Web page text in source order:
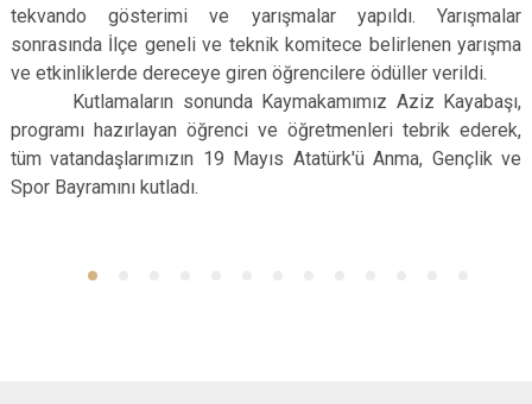
tekvando gösterimi ve yarışmalar yapıldı. Yarışmalar
sonrasında İlçe geneli ve teknik komitece belirlenen yarışma
ve etkinliklerde dereceye giren öğrencilere ödüller verildi.
Kutlamaların sonunda Kaymakamımız Aziz Kayabaşı,
programı hazırlayan öğrenci ve öğretmenleri tebrik ederek,
tüm vatandaşlarımızın 19 Mayıs Atatürk'ü Anma, Gençlik ve
Spor Bayramını kutladı.